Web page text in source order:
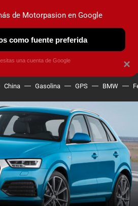
OBSERVATORIO
China Gasolina GPS BMW
×
de Motorpasion en Google
como fuente preferida
una cuenta de Google